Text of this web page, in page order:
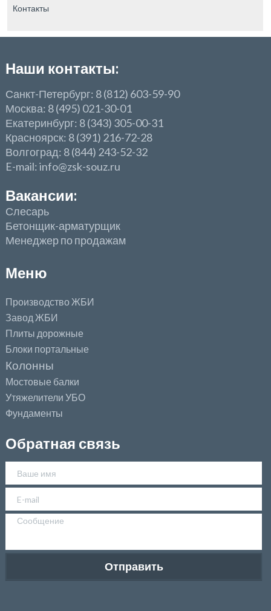
Контакты
Наши контакты:
Санкт-Петербург: 8 (812) 603-59-90
Москва: 8 (495) 021-30-01
Екатеринбург: 8 (343) 305-00-31
Красноярск: 8 (391) 216-72-28
Волгоград: 8 (844) 243-52-32
E-mail: info@zsk-souz.ru
Вакансии:
Слесарь
Бетонщик-арматурщик
Менеджер по продажам
Меню
Производство ЖБИ
Завод ЖБИ
Плиты дорожные
Блоки портальные
Колонны
Мостовые балки
Утяжелители УБО
Фундаменты
Обратная связь